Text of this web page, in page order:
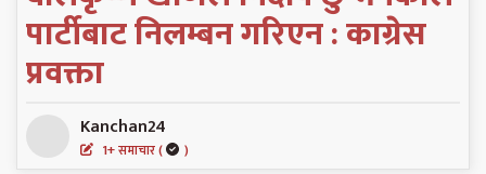
पार्टीबाट निलम्बन गरिएन : काग्रेस
प्रवक्ता
Kanchan24
1+ समाचार ( )